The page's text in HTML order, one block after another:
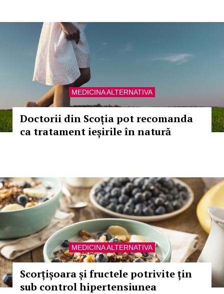
MEDICINA ALTERNATIVA
Doctorii din Scoția pot recomanda
ca tratament ieșirile în natură
MEDICINA ALTERNATIVA
Scorțișoara și fructele potrivite țin
sub control hipertensiunea